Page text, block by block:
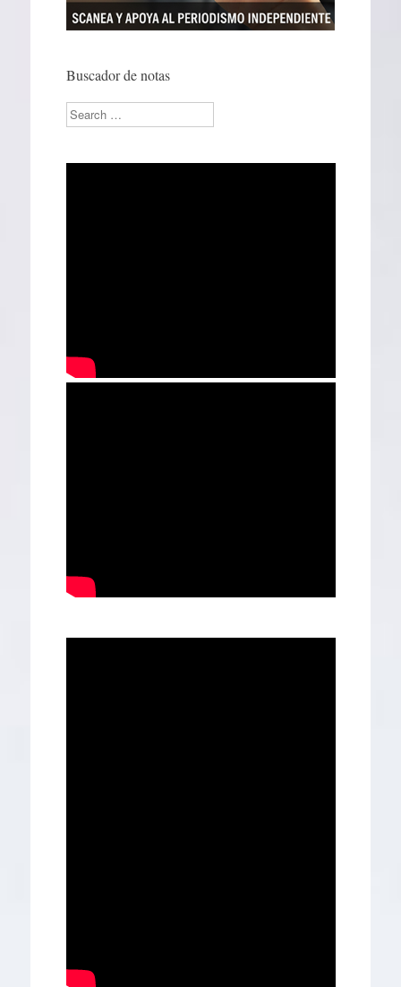
Buscador de notas
Search